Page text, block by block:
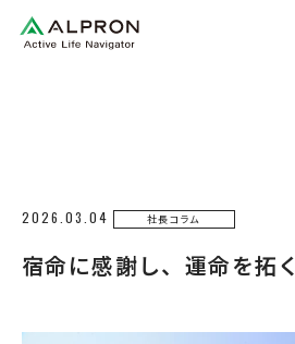
2026.03.04 社長コラム
宿命に感謝し、運命を拓く